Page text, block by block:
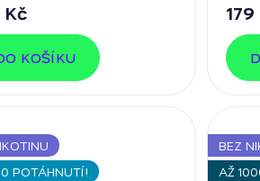
Kč
KOŠÍKU
POTÁHNUTÍ!
BEZ
AŽ